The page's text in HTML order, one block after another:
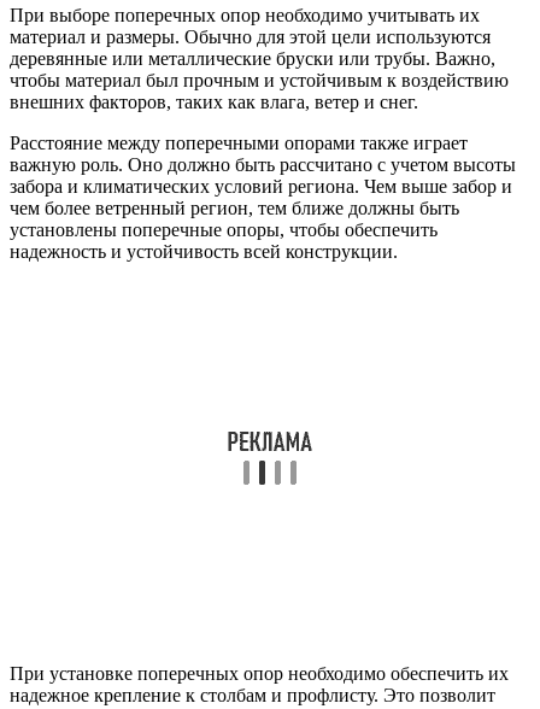
При выборе поперечных опор необходимо учитывать их
материал и размеры. Обычно для этой цели используются
деревянные или металлические бруски или трубы. Важно,
чтобы материал был прочным и устойчивым к воздействию
внешних факторов, таких как влага, ветер и снег.
Расстояние между поперечными опорами также играет
важную роль. Оно должно быть рассчитано с учетом высоты
забора и климатических условий региона. Чем выше забор и
чем более ветренный регион, тем ближе должны быть
установлены поперечные опоры, чтобы обеспечить
надежность и устойчивость всей конструкции.
При установке поперечных опор необходимо обеспечить их
надежное крепление к столбам и профлисту. Это позволит